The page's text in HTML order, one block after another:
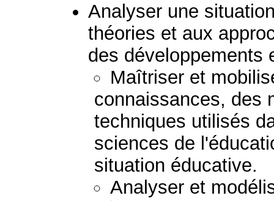
Analyser une
théories et aux
des développements
Maîtriser et
connaissances, des
techniques utilisés
sciences de
situation éducative.
Analyser et